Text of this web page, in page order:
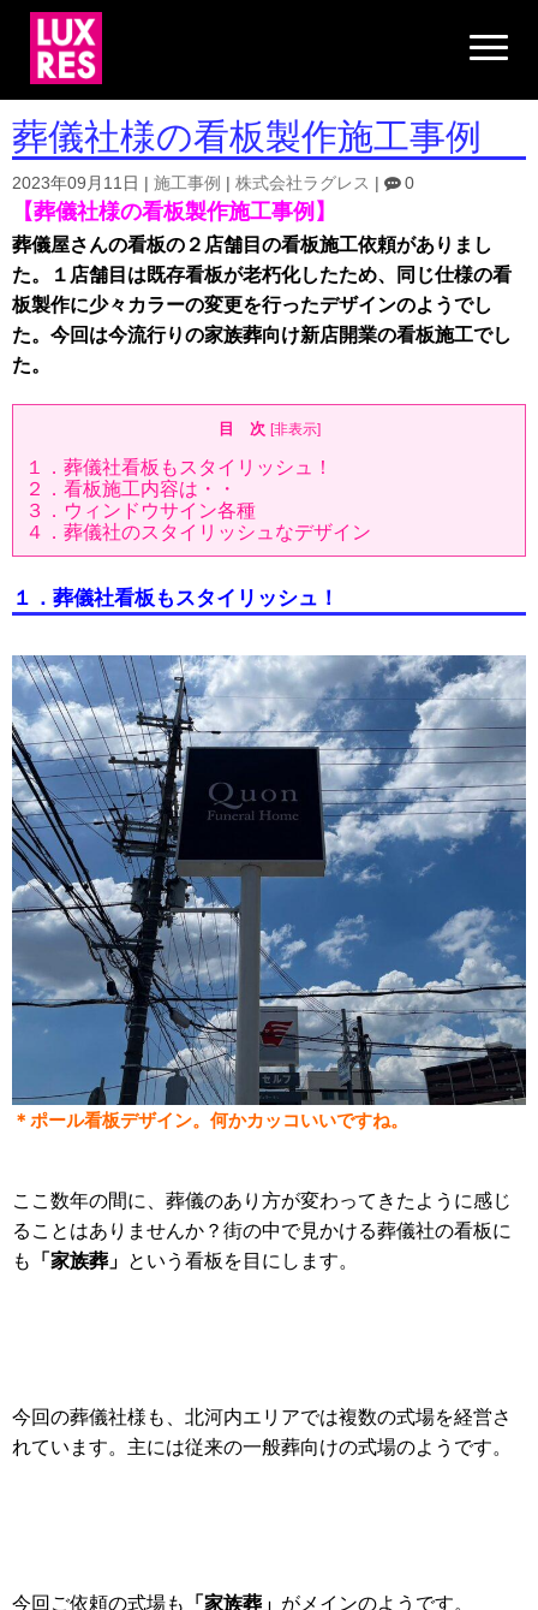
N
a
i
t
葬儀社様の看板製作施工事例
2023年09月11日 施工事例 株式会社ラグレス 0
【葬儀社様の看板製作施工事例】
葬儀屋さんの看板の２店舗目の看板施工依頼がありまし
た。１店舗目は既存看板が老朽化したため、同じ仕様の看
板製作に少々カラーの変更を行ったデザインのようでし
た。今回は今流行りの家族葬向け新店開業の看板施工でし
た。
目 次 [非表示]
１．葬儀社看板もスタイリッシュ！
２．看板施工内容は・・
３．ウィンドウサイン各種
４．葬儀社のスタイリッシュなデザイン
１．葬儀社看板もスタイリッシュ！
＊ポール看板デザイン。何かカッコいいですね。
ここ数年の間に、葬儀のあり方が変わってきたように感じ
ることはありませんか？街の中で見かける葬儀社の看板に
も 「家族葬」 という看板を目にします。
今回の葬儀社様も、北河内エリアでは複数の式場を経営さ
れています。主には従来の一般葬向けの式場のようです。
今回ご依頼の式場も 「家族葬」 がメインのようです。